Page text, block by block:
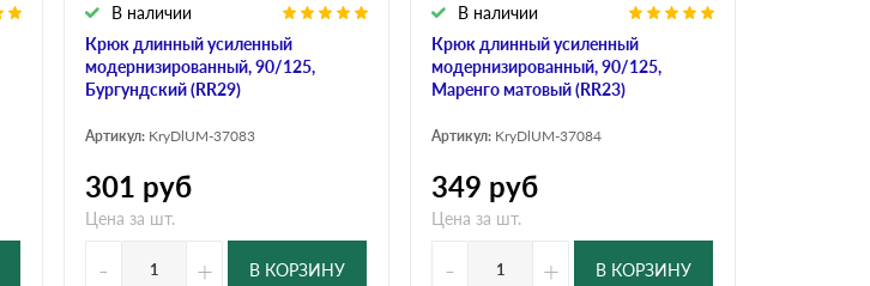
Крюк длинный усиленный
модернизированный, 90/125,
Бургундский (RR29)
В наличии
Артикул: KryDlUM-37083
301 руб
Цена за шт.
- + В КОРЗИНУ
Крюк длинный усиленный
модернизированный, 90/125,
Маренго матовый (RR23)
В наличии
Артикул: KryDlUM-37084
349 руб
Цена за шт.
- + В КОРЗИНУ